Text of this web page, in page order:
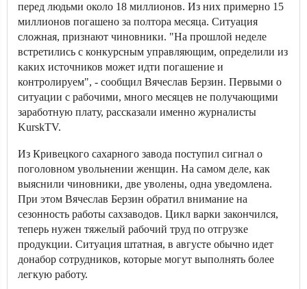
перед людьми около 18 миллионов. Из них примерно 15
миллионов погашено за полтора месяца. Ситуация
сложная, признают чиновники. "На прошлой неделе
встретились с конкурсным управляющим, определили из
каких источников может идти погашение и
контролируем", - сообщил Вячеслав Берзин. Первыми о
ситуации с рабочими, много месяцев не получающими
заработную плату, рассказали именно журналисты
KurskTV.
Из Кривецкого сахарного завода поступил сигнал о
поголовном увольнении женщин. На самом деле, как
выяснили чиновники, две уволены, одна уведомлена.
При этом Вячеслав Берзин обратил внимание на
сезонность работы сахзаводов. Цикл варки закончился,
теперь нужен тяжелый рабочий труд по отгрузке
продукции. Ситуация штатная, в августе обычно идет
донабор сотрудников, которые могут выполнять более
легкую работу.